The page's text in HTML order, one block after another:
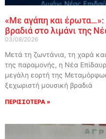
«Με αγάπη και έρωτα…»:
βραδιά στο λιμάνι της
03/08/2026
Μετά τη ζωντάνια, τη χαρά
της παραμονής, η Νέα
μεγάλη εορτή της
ξεχωριστή μουσική βραδιά
ΠΕΡΙΣΣΟΤΕΡΑ »